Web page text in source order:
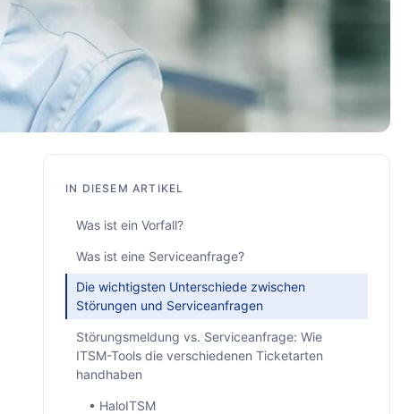
IN DIESEM ARTIKEL
Was ist ein Vorfall?
Was ist eine Serviceanfrage?
Die wichtigsten Unterschiede zwischen
Störungen und Serviceanfragen
Störungsmeldung vs. Serviceanfrage: Wie
ITSM-Tools die verschiedenen Ticketarten
handhaben
• HaloITSM